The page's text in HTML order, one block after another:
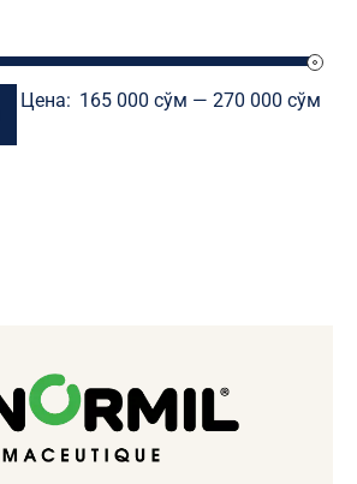
Цена: 165 000 сўм —270 000 сўм